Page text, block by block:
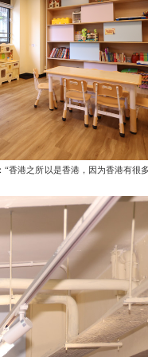
施，开幕至今已吸